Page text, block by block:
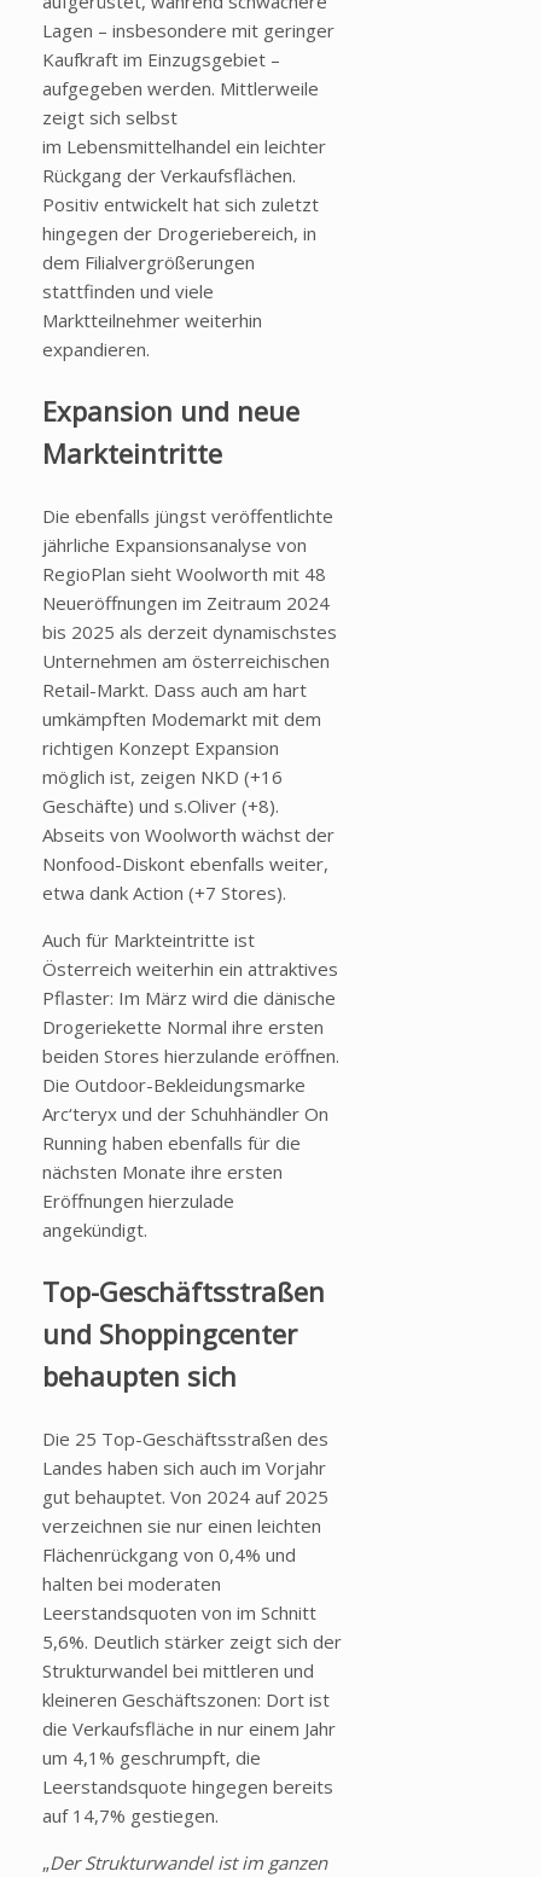
Lagen – insbesondere mit geringer
Kaufkraft im Einzugsgebiet –
aufgegeben werden. Mittlerweile
zeigt sich selbst
im Lebensmittelhandel ein leichter
Rückgang der Verkaufsflächen.
Positiv entwickelt hat sich zuletzt
hingegen der Drogeriebereich, in
dem Filialvergrößerungen
stattfinden und viele
Marktteilnehmer weiterhin
expandieren.
Expansion und neue
Markteintritte
Die ebenfalls jüngst veröffentlichte
jährliche Expansionsanalyse von
RegioPlan sieht Woolworth mit 48
Neueröffnungen im Zeitraum 2024
bis 2025 als derzeit dynamischstes
Unternehmen am österreichischen
Retail-Markt. Dass auch am hart
umkämpften Modemarkt mit dem
richtigen Konzept Expansion
möglich ist, zeigen NKD (+16
Geschäfte) und s.Oliver (+8).
Abseits von Woolworth wächst der
Nonfood-Diskont ebenfalls weiter,
etwa dank Action (+7 Stores).
Auch für Markteintritte ist
Österreich weiterhin ein attraktives
Pflaster: Im März wird die dänische
Drogeriekette Normal ihre ersten
beiden Stores hierzulande eröffnen.
Die Outdoor-Bekleidungsmarke
Arc‘teryx und der Schuhhändler On
Running haben ebenfalls für die
nächsten Monate ihre ersten
Eröffnungen hierzulade
angekündigt.
Top-Geschäftsstraßen
und Shoppingcenter
behaupten sich
Die 25 Top-Geschäftsstraßen des
Landes haben sich auch im Vorjahr
gut behauptet. Von 2024 auf 2025
verzeichnen sie nur einen leichten
Flächenrückgang von 0,4% und
halten bei moderaten
Leerstandsquoten von im Schnitt
5,6%. Deutlich stärker zeigt sich der
Strukturwandel bei mittleren und
kleineren Geschäftszonen: Dort ist
die Verkaufsfläche in nur einem Jahr
um 4,1% geschrumpft, die
Leerstandsquote hingegen bereits
auf 14,7% gestiegen.
„Der Strukturwandel ist im ganzen